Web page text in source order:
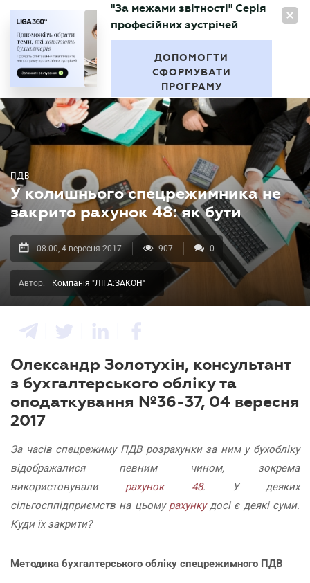
UA
БУХГАЛТЕР
"За межами звітності" Серія
професійних зустрічей
ДОПОМОГТИ
СФОРМУВАТИ
ПРОГРАМУ
ПДВ
У колишнього спецрежимника не
закрито рахунок 48: як бути
08.00, 4 вересня 2017 907 0
Автор: Компанія "ЛІГА:ЗАКОН"
Олександр Золотухін, консультант
з бухгалтерського обліку та
оподаткування №36-37, 04 вересня
2017
За часів спецрежиму ПДВ розрахунки за ним у бухобліку
відображалися певним чином, зокрема
використовували рахунок 48. У деяких
сільгосппідприємств на цьому рахункудосі є деякі суми.
Куди їх закрити?
Методика бухгалтерського обліку спецрежимного ПДВ